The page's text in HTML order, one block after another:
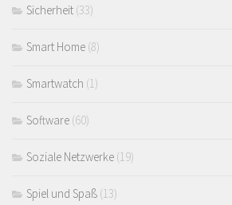
Sicherheit (33)
Smart Home (8)
Smartwatch (1)
Software (60)
Soziale Netzwerke (19)
Spiel und Spaß (13)